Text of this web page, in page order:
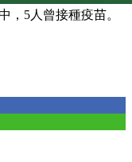
，5人曾接種疫苗。